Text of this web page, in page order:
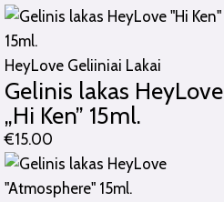
HeyLove Geliiniai Lakai
Gelinis lakas HeyLove
„Hi Ken” 15ml.
€15.00